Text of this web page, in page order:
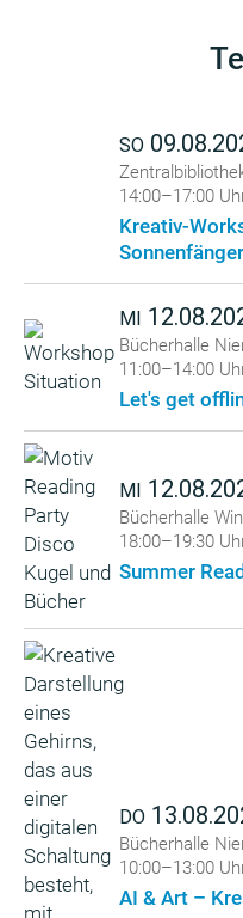
SO
14:00–17:00
Kreativ-
Sonnenfänger
MI
Bücherhalle
11:00–14:00
Let's get
MI
Bücherhalle
18:00–19:30
Summer
DO
Bücherhalle
10:00–13:00
AI & Art –